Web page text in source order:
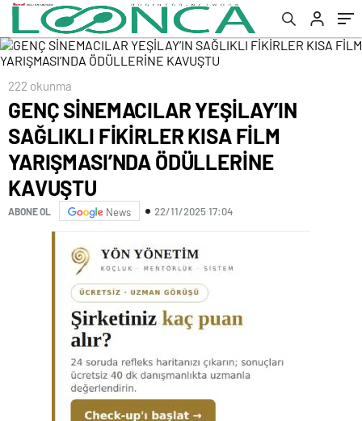
ÖDÜLLERİNE KAVUŞTU
222 okunma
GENÇ SİNEMACILAR YEŞİLAY’IN
SAĞLIKLI FİKİRLER KISA FİLM
YARIŞMASI’NDA ÖDÜLLERİNE
KAVUŞTU
ABONE OL News 22/11/2025 17:04